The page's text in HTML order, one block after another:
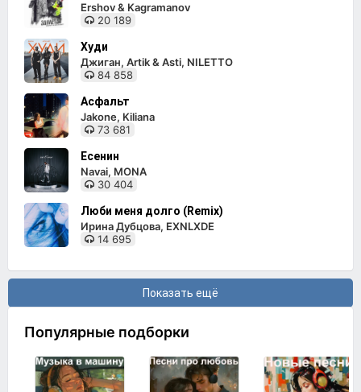
Ershov & Kagramanov
20 189
Худи
Джиган, Artik & Asti, NILETTO
84 858
Асфальт
Jakone, Kiliana
73 681
Есенин
Navai, MONA
30 404
Люби меня долго (Remix)
Ирина Дубцова, EXNLXDE
14 695
Показать ещё
Популярные подборки